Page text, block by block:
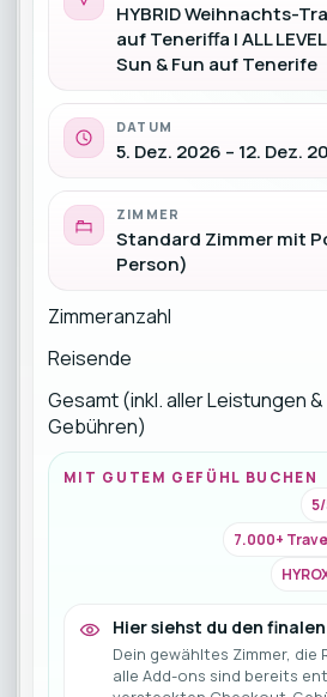
HYBRID Weihnachts-
auf Teneriffa | ALL
Sun & Fun auf Tenerife
DATUM
5. Dez. 2026 – 12. Dez.
ZIMMER
Standard Zimmer mit
Person)
Zimmeranzahl
Reisende
Gesamt (inkl. aller Leistungen &
Gebühren)
MIT GUTEM GEFÜHL BUCHEN
7.000+
Hier siehst du den
Dein gewähltes Zimmer, die
alle Add-ons sind bereits